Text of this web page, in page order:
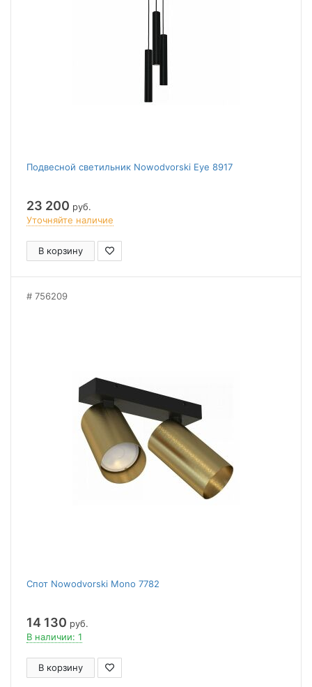
Подвесной светильник Nowodvorski Eye 8917
23 200 руб.
Уточняйте наличие
В корзину
756209
Спот Nowodvorski Mono 7782
14 130 руб.
В наличии: 1
В корзину